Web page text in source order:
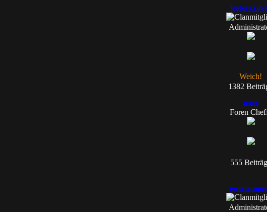
Weich!
1382
nase
Foren
555